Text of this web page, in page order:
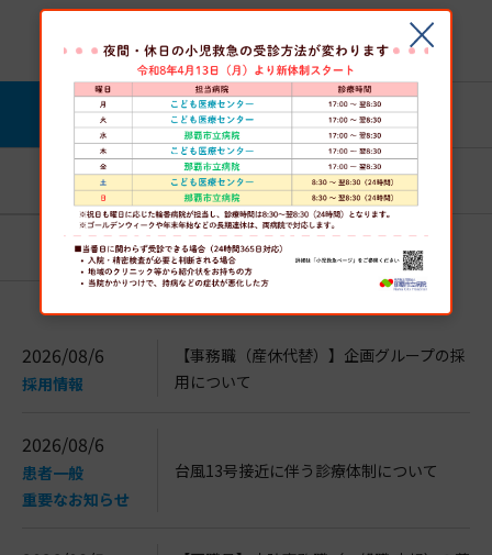
おしらせ
すべて 重要なおしらせ 患者一般
医療関係者 講座・イベント 採用情報
入札情報
2026/08/6
採用情報
【事務職（産休代替）】企画グループの採
用について
2026/08/6
患者一般
重要なお知らせ
台風13号接近に伴う診療体制について